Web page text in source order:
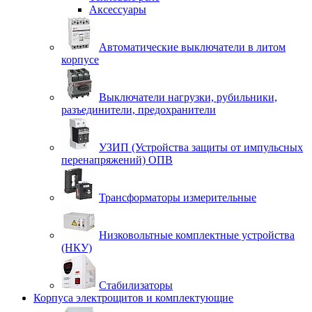
Аксессуары
Автоматические выключатели в литом
корпусе
Выключатели нагрузки, рубильники,
разъединители, предохранители
УЗИП (Устройства защиты от импульсных
перенапряжений) ОПВ
Трансформаторы измерительные
Низковольтные комплектные устройства
(НКУ)
Стабилизаторы
Корпуса электрощитов и комплектующие